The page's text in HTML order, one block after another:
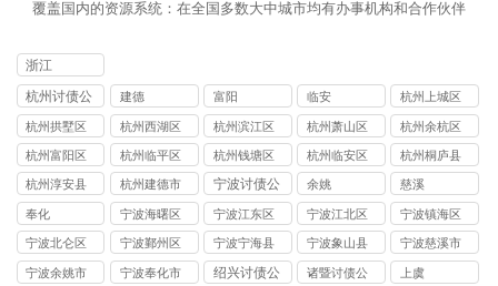
覆盖国内的资源系统：在全国多数大中城市均有办事机构和合作伙伴
浙江
杭州讨债公
司
建德 富阳 临安
杭州上城区
讨债公司
杭州拱墅区
讨债公司
杭州西湖区
讨债公司
杭州滨江区
讨债公司
杭州萧山区
讨债公司
杭州余杭区
讨债公司
杭州富阳区
讨债公司
杭州临平区
讨债公司
杭州钱塘区
讨债公司
杭州临安区
讨债公司
杭州桐庐县
讨债公司
杭州淳安县
讨债公司
杭州建德市
讨债公司
宁波讨债公
司
余姚 慈溪
奉化
宁波海曙区
讨债公司
宁波江东区
讨债公司
宁波江北区
讨债公司
宁波镇海区
讨债公司
宁波北仑区
讨债公司
宁波鄞州区
讨债公司
宁波宁海县
讨债公司
宁波象山县
讨债公司
宁波慈溪市
讨债公司
宁波余姚市
宁波奉化市
绍兴讨债公
诸暨讨债公
上虞